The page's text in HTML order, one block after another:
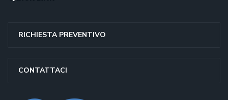
RICHIESTA PREVENTIVO
CONTATTACI